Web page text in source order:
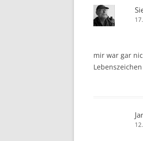
mir war gar